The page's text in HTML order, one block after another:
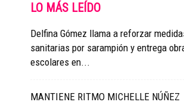
LO MÁS LEÍDO
Delfina Gómez llama a reforzar
sanitarias por sarampión y entrega
escolares en...
MANTIENE RITMO MICHELLE NÚÑEZ